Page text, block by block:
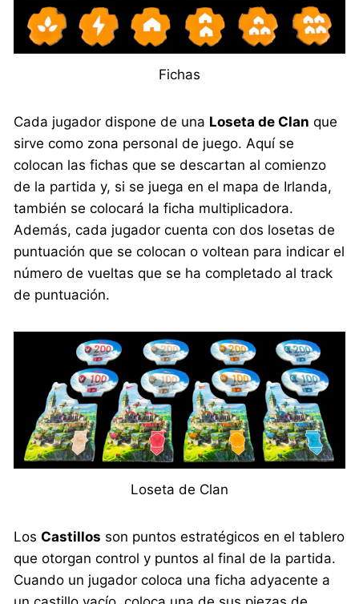
Fichas
Cada jugador dispone de una Loseta de Clan que
sirve como zona personal de juego. Aquí se
colocan las fichas que se descartan al comienzo
de la partida y, si se juega en el mapa de Irlanda,
también se colocará la ficha multiplicadora.
Además, cada jugador cuenta con dos losetas de
puntuación que se colocan o voltean para indicar el
número de vueltas que se ha completado al track
de puntuación.
Loseta de Clan
LosCastillos son puntos estratégicos en el tablero
que otorgan control y puntos al final de la partida.
Cuando un jugador coloca una ficha adyacente a